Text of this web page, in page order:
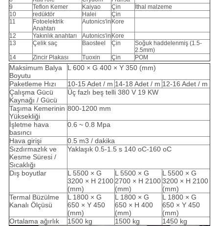
9
Teflon Kemer Kaiyao Çin
İthal malzeme
10
redüktör Halei
Çin
11
Fotoelektrik
Anahtarı
Autonics'in Kore
12 Yakınlık anahtarı Autonics'in Kore
13
Çelik saç Baosteel Çin
Soğuk haddelenmiş (1.5-
2.5mm)
14
Zincir Plakası Tuoxin Çin POM
Maksimum Balya
Boyutu
L 600 × G 400 × Y 350 (mm)
Paketleme Hızı 10-15 Adet / m 14-18 Adet / m 12-16 Adet / m
Çalışma Gücü
Kaynağı / Gücü
Üç fazlı beş telli 380 V 19 KW
Taşıma Kemerinin
Yüksekliği
800-1200 mm
İşletme hava
basıncı
0.6 ~ 0.8 Mpa
Hava girişi
0.5 m3 / dakika
Sızdırmazlık ve
Kesme Süresi /
Sıcaklığı
Yaklaşık 0.5-1.5 s 140 oC-160 oC
Dış boyutlar
L 5500 × G
3200 × H 2100
(mm)
L 5500 × G
2700 × H 2100
(mm)
L 5500 × G
3200 × H 2100
(mm)
Termal Büzülme
Kanalı Ölçüsü
L 1800 × G
650 × Y 450
(mm)
L 1800 × G
650 × H 400
(mm)
L 1800 × G
650 × Y 450
(mm)
Ortalama ağırlık
1500 kg 1500 kg 1450 kg